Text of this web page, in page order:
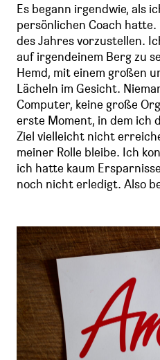
Es begann irgendwie, als
persönlichen Coach hatte.
des Jahres vorzustellen.
auf irgendeinem Berg zu
Hemd, mit einem großen
Lächeln im Gesicht.
Computer, keine große
erste Moment, in dem ich
Ziel vielleicht nicht
meiner Rolle bleibe. Ich
ich hatte kaum
noch nicht erledigt. Also